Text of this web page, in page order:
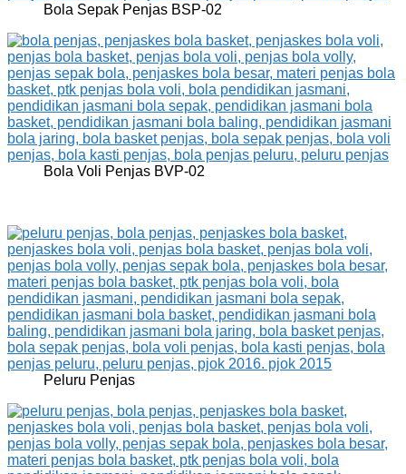
Bola Sepak Penjas BSP-02
Bola Voli Penjas BVP-02
Peluru Penjas